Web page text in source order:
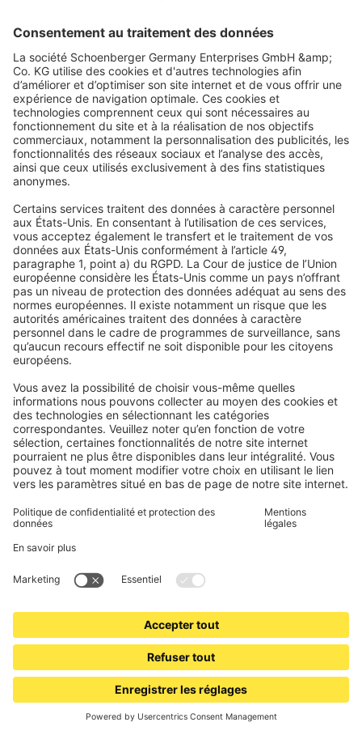
JAROLIFT
Récepteur radio d'éclairage TDRRUP-L | 1 canal, A
encastrer
Récepteur radio 1 canal pour l'éclairage
Compatible avec toutes les télécommandes radio TDR de
JAROLIFT
31,99 €
Émetteur récepteur radio mural TDRR | Bouton poussoir
1 poste TDRR 01W / blanc
Récepteur radio pour 1 moteur de volet roulant
2 en 1 : récepteur radio et bouton poussoir